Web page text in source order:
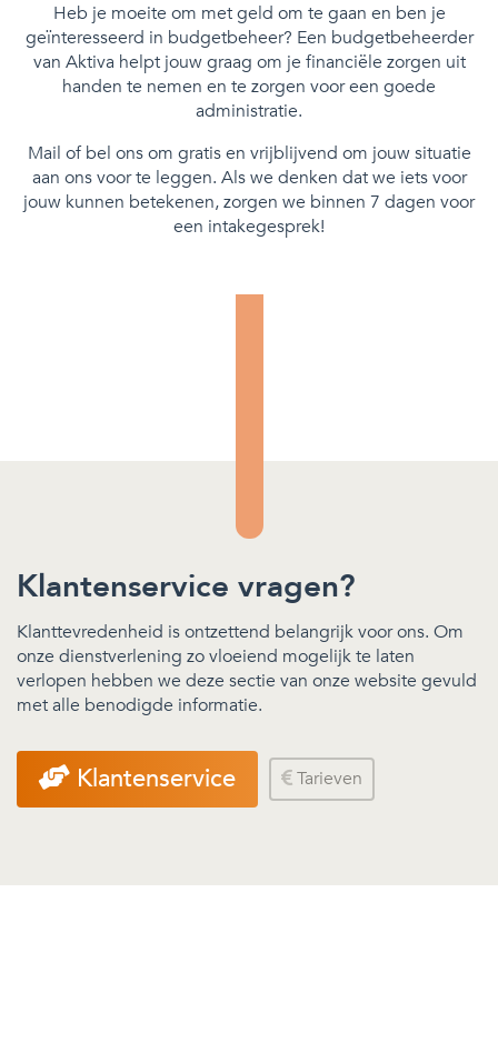
Heb je moeite om met geld om te gaan en ben je
geïnteresseerd in budgetbeheer? Een budgetbeheerder
van Aktiva helpt jouw graag om je financiële zorgen uit
handen te nemen en te zorgen voor een goede
administratie.
Mail of bel ons om gratis en vrijblijvend om jouw situatie
aan ons voor te leggen. Als we denken dat we iets voor
jouw kunnen betekenen, zorgen we binnen 7 dagen voor
een intakegesprek!
Klantenservice vragen?
Klanttevredenheid is ontzettend belangrijk voor ons. Om
onze dienstverlening zo vloeiend mogelijk te laten
verlopen hebben we deze sectie van onze website gevuld
met alle benodigde informatie.
Klantenservice Tarieven